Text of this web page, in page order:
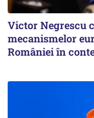
Victor Negrescu
mecanismelor
României în